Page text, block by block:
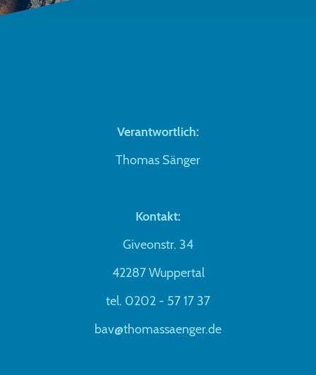
Verantwortlich:
Thomas Sänger
Kontakt:
Giveonstr. 34
42287 Wuppertal
tel. 0202 - 57 17 37
bav@thomassaenger.de